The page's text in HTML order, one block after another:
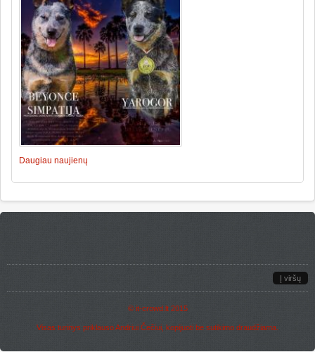
Daugiau naujienų
Į viršų
© it-crowd.lt2015
Visas turinys priklauso Andriui Čečiui, kopijuoti be sutikimo draudžiama.